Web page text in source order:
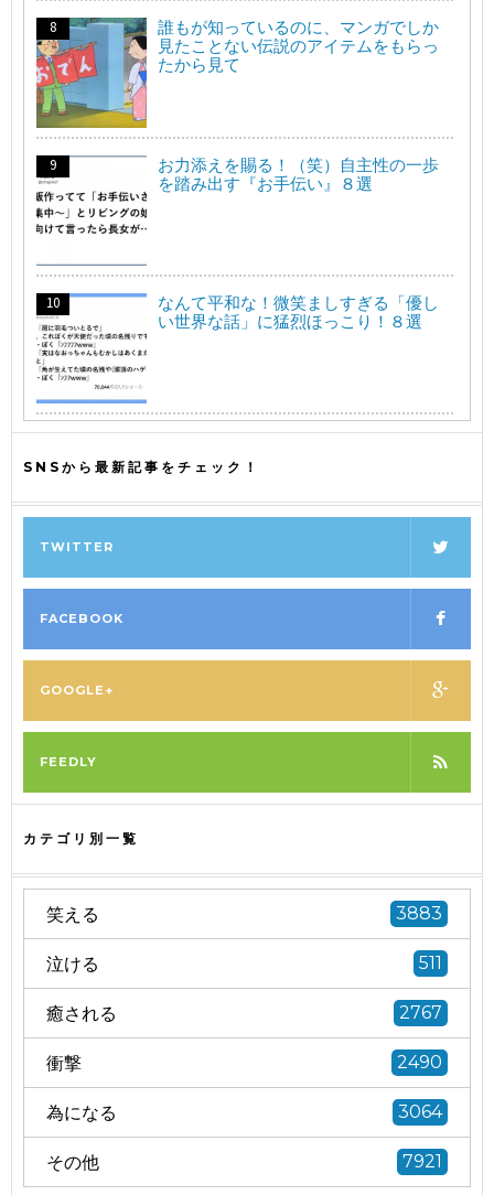
誰もが知っているのに、マンガでしか
見たことない伝説のアイテムをもらっ
たから見て
お力添えを賜る！（笑）自主性の一歩
を踏み出す『お手伝い』８選
なんて平和な！微笑ましすぎる「優し
い世界な話」に猛烈ほっこり！８選
SNSから最新記事をチェック！
TWITTER
FACEBOOK
GOOGLE+
FEEDLY
カテゴリ別一覧
笑える 3883
泣ける 511
癒される 2767
衝撃 2490
為になる 3064
その他 7921